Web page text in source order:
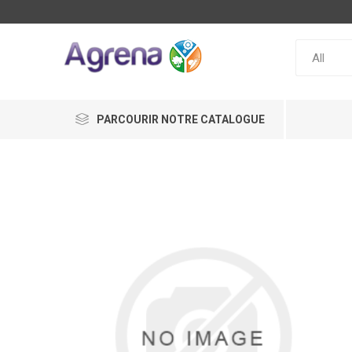
PARCOURIR NOTRE CATALOGUE